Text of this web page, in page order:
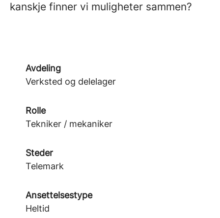
kanskje finner vi muligheter sammen?
Avdeling
Verksted og delelager
Rolle
Tekniker / mekaniker
Steder
Telemark
Ansettelsestype
Heltid